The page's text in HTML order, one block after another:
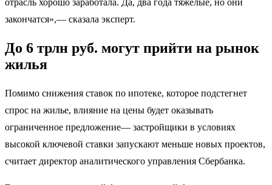
закончатся»,— сказала эксперт.
До 6 трлн руб. могут прийти на рынок
жилья
Помимо снижения ставок по ипотеке, которое подстегнет
спрос на жилье, влияние на цены будет оказывать
ограниченное предложение— застройщики в условиях
высокой ключевой ставки запускают меньше новых проектов,
считает директор аналитического управления Сбербанка.